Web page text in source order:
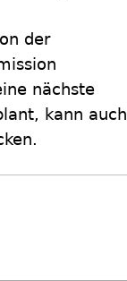
der
nächste
kann auch